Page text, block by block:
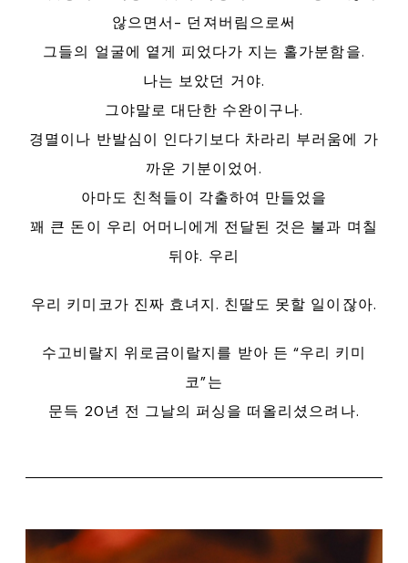
않으면서- 던져버림으로써
그들의 얼굴에 옅게 피었다가 지는 홀가분함을.
나는 보았던 거야.
그야말로 대단한 수완이구나.
경멸이나 반발심이 인다기보다 차라리 부러움에 가
까운 기분이었어.
아마도 친척들이 각출하여 만들었을
꽤 큰 돈이 우리 어머니에게 전달된 것은 불과 며칠
뒤야. 우리
우리 키미코가 진짜 효녀지. 친딸도 못할 일이잖아.
수고비랄지 위로금이랄지를 받아 든 “우리 키미
코”는
문득 20년 전 그날의 퍼싱을 떠올리셨으려나.